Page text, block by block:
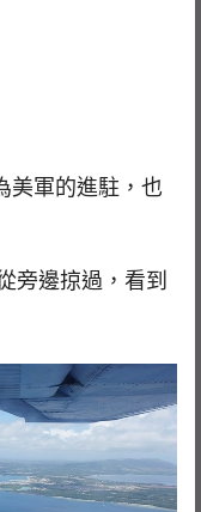
美軍的進駐，也
旁邊掠過，看到